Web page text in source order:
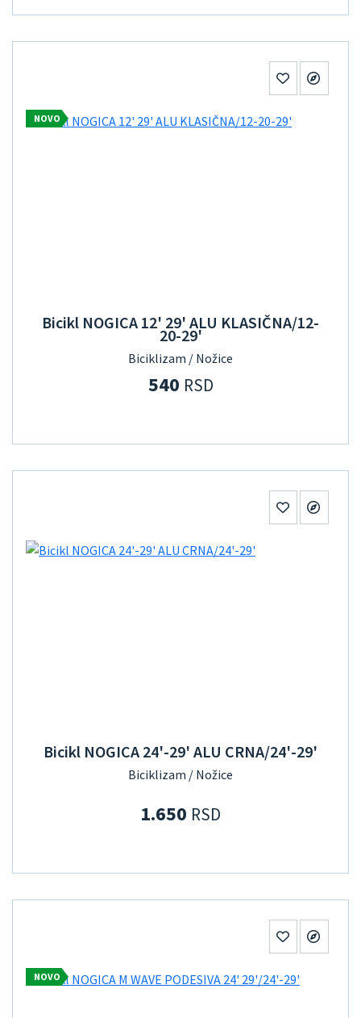
NOVO
Bicikl NOGICA 12' 29' ALU KLASIČNA/12-
20-29'
Biciklizam / Nožice
540 RSD
Bicikl NOGICA 24'-29' ALU CRNA/24'-29'
Biciklizam / Nožice
1.650 RSD
NOVO